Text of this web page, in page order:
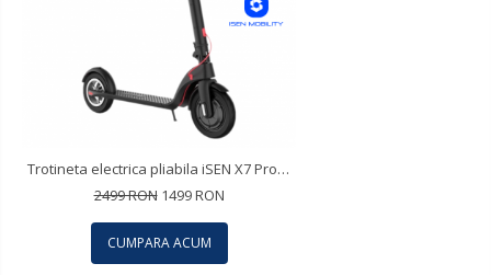
Trotineta electrica pliabila iSEN X7 Pro 2023 Negru, Aplicatie, BT, 10", motor 350W, autonomie max. 25km, pana la 25km/h, baterie detasabila
2499 RON 1499 RON
CUMPARA ACUM